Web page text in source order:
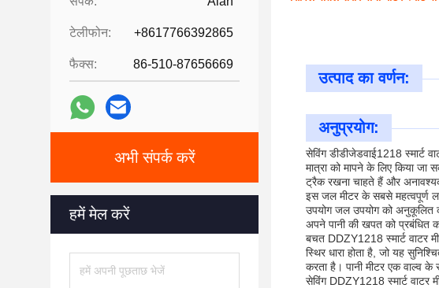
टेलीफोन: +8617766392865
फैक्स: 86-510-87656669
अभी संपर्क करें
हमें मेल करें
उत्पाद का वर्णन:
अनुप्रयोग:
सेविंग डीडीजेडवाई1218 स्मार्ट
मात्रा को मापने के लिए किया
ट्रैक रखना चाहते हैं और
इस जल मीटर के सबसे महत्वपूर्ण
उपयोग जल उपयोग को अनुकूलित
अपने पानी की खपत को
बचत DDZY1218 स्मार्ट वाटर
स्थिर धारा होता है, जो यह
करता है। पानी मीटर एक वाल्व
सेविंग DDZY1218 स्मार्ट वाटर